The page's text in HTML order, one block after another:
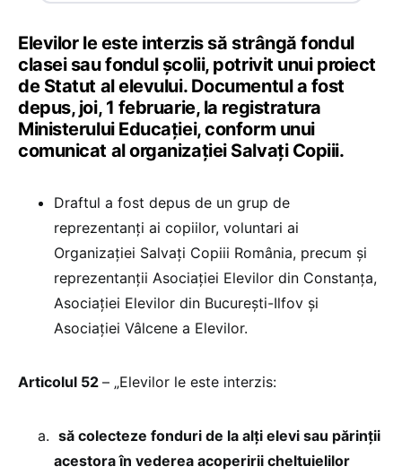
Elevilor le este interzis să strângă fondul
clasei sau fondul școlii, potrivit unui proiect
de Statut al elevului. Documentul a fost
depus, joi, 1 februarie, la registratura
Ministerului Educației, conform unui
comunicat al organizației Salvați Copiii.
Draftul a fost depus de un grup de
reprezentanți ai copiilor, voluntari ai
Organizației Salvați Copiii România, precum și
reprezentanții Asociației Elevilor din Constanța,
Asociației Elevilor din București-Ilfov și
Asociației Vâlcene a Elevilor.
Articolul 52 – „Elevilor le este interzis:
să colecteze fonduri de la alți elevi sau părinții
acestora în vederea acoperirii cheltuielilor